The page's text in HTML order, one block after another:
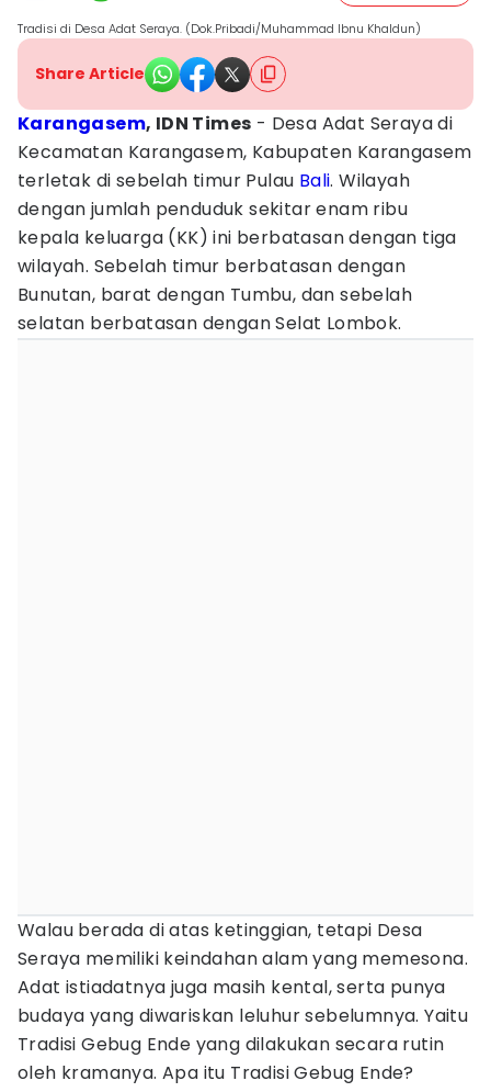
Tradisi di Desa Adat Seraya. (Dok.Pribadi/Muhammad Ibnu Khaldun)
Share Article
Karangasem, IDN Times - Desa Adat Seraya di
Kecamatan Karangasem, Kabupaten Karangasem
terletak di sebelah timur Pulau Bali. Wilayah
dengan jumlah penduduk sekitar enam ribu
kepala keluarga (KK) ini berbatasan dengan tiga
wilayah. Sebelah timur berbatasan dengan
Bunutan, barat dengan Tumbu, dan sebelah
selatan berbatasan dengan Selat Lombok.
Walau berada di atas ketinggian, tetapi Desa
Seraya memiliki keindahan alam yang memesona.
Adat istiadatnya juga masih kental, serta punya
budaya yang diwariskan leluhur sebelumnya. Yaitu
Tradisi Gebug Ende yang dilakukan secara rutin
oleh kramanya. Apa itu Tradisi Gebug Ende?